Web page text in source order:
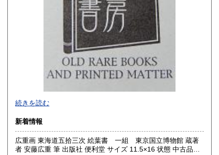
180円
最寄駅：花小金井
営業時間：10:00〜18:00
定休日：不定休
続きを読む
新着情報
広重画 東海道五拾三次 絵葉書 一組 東京国立博物館 蔵著
者 安藤広重 筆 出版社 便利堂 サイズ 11.5×16 状態 中古品